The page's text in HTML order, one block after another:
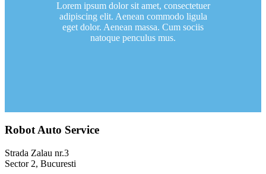
Lorem ipsum dolor sit amet, consectetuer
adipiscing elit. Aenean commodo ligula
eget dolor. Aenean massa. Cum sociis
natoque penculus mus.
Robot Auto Service
Strada Zalau nr.3
Sector 2, Bucuresti